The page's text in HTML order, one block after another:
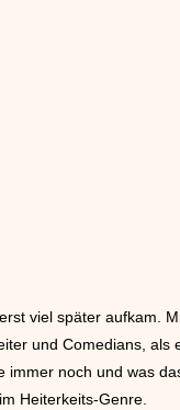
viel später aufkam.
und Comedians, als
immer noch und was
Heiterkeits-Genre.